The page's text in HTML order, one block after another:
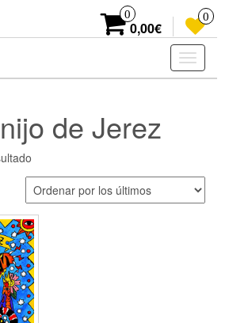
0
0,00€
0
Toggle
de Jerez